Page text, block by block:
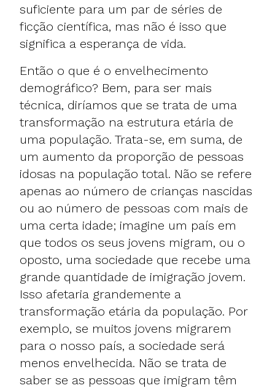
suficiente para um par de séries de
ficção científica, mas não é isso que
significa a esperança de vida.
Então o que é o envelhecimento
demográfico? Bem, para ser mais
técnica, diríamos que se trata de uma
transformação na estrutura etária de
uma população. Trata-se, em suma, de
um aumento da proporção de pessoas
idosas na população total. Não se refere
apenas ao número de crianças nascidas
ou ao número de pessoas com mais de
uma certa idade; imagine um país em
que todos os seus jovens migram, ou o
oposto, uma sociedade que recebe uma
grande quantidade de imigração jovem.
Isso afetaria grandemente a
transformação etária da população. Por
exemplo, se muitos jovens migrarem
para o nosso país, a sociedade será
menos envelhecida. Não se trata de
saber se as pessoas que imigram têm